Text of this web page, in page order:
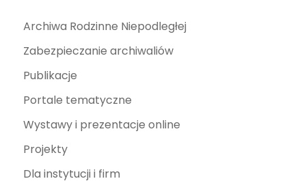
Archiwa Rodzinne Niepodległej
Zabezpieczanie archiwaliów
Publikacje
Portale tematyczne
Wystawy i prezentacje online
Projekty
Dla instytucji i firm